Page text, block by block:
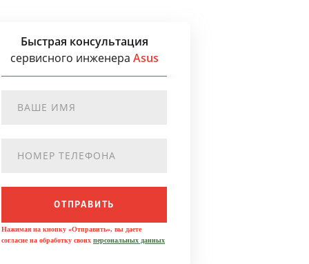
Быстрая консультация
сервисного инженера Asus
ОТПРАВИТЬ
Нажимая на кнопку «Отправить», вы даете
согласие на обработку своих персональных данных